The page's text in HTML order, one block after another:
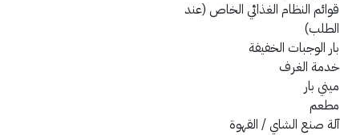
قوائم النظام الغذائي الخاص (عند
الطلب)
بار الوجبات الخفيفة
خدمة الغرف
ميني بار
مطعم
آلة صنع الشاي / القهوة